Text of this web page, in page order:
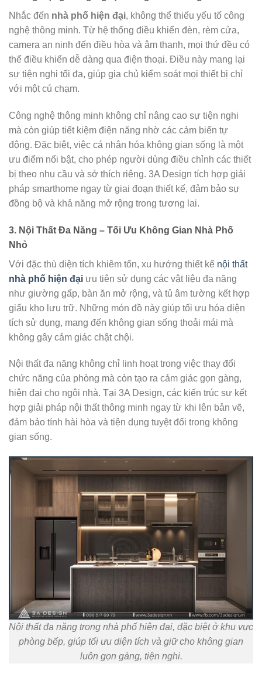
Nhắc đến nhà phố hiện đại, không thể thiếu yếu tố công
nghệ thông minh. Từ hệ thống điều khiển đèn, rèm cửa,
camera an ninh đến điều hòa và âm thanh, mọi thứ đều có
thể điều khiển dễ dàng qua điện thoại. Điều này mang lại
sự tiện nghi tối đa, giúp gia chủ kiểm soát mọi thiết bị chỉ
với một cú chạm.
Công nghệ thông minh không chỉ nâng cao sự tiện nghi
mà còn giúp tiết kiệm điện năng nhờ các cảm biến tự
động. Đặc biệt, việc cá nhân hóa không gian sống là một
ưu điểm nổi bật, cho phép người dùng điều chỉnh các thiết
bị theo nhu cầu và sở thích riêng. 3A Design tích hợp giải
pháp smarthome ngay từ giai đoạn thiết kế, đảm bảo sự
đồng bộ và khả năng mở rộng trong tương lai.
3. Nội Thất Đa Năng – Tối Ưu Không Gian Nhà Phố
Nhỏ
Với đặc thù diện tích khiêm tốn, xu hướng thiết kế nội thất
nhà phố hiện đại ưu tiên sử dụng các vật liệu đa năng
như giường gấp, bàn ăn mở rộng, và tủ âm tường kết hợp
giấu kho lưu trữ. Những món đồ này giúp tối ưu hóa diện
tích sử dụng, mang đến không gian sống thoải mái mà
không gây cảm giác chật chội.
Nội thất đa năng không chỉ linh hoạt trong việc thay đổi
chức năng của phòng mà còn tạo ra cảm giác gọn gàng,
hiện đại cho ngôi nhà. Tại 3A Design, các kiến trúc sư kết
hợp giải pháp nội thất thông minh ngay từ khi lên bản vẽ,
đảm bảo tính hài hòa và tiện dụng tuyệt đối trong không
gian sống.
Nội thất đa năng trong nhà phố hiện đại, đặc biệt ở khu vực
phòng bếp, giúp tối ưu diện tích và giữ cho không gian
luôn gọn gàng, tiện nghi.